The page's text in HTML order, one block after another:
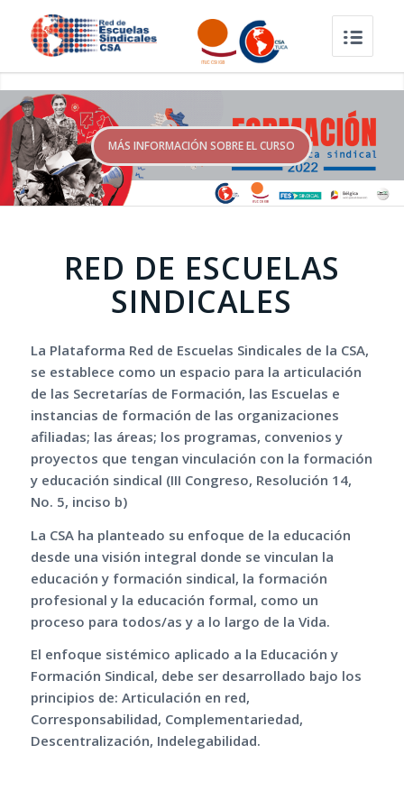
MÁS INFORMACIÓN SOBRE EL CURSO
RED DE ESCUELAS
SINDICALES
La Plataforma Red de Escuelas Sindicales de la CSA,
se establece como un espacio para la articulación
de las Secretarías de Formación, las Escuelas e
instancias de formación de las organizaciones
afiliadas; las áreas; los programas, convenios y
proyectos que tengan vinculación con la formación
y educación sindical (III Congreso, Resolución 14,
No. 5, inciso b)
La CSA ha planteado su enfoque de la educación
desde una visión integral donde se vinculan la
educación y formación sindical, la formación
profesional y la educación formal, como un
proceso para todos/as y a lo largo de la Vida.
El enfoque sistémico aplicado a la Educación y
Formación Sindical, debe ser desarrollado bajo los
principios de: Articulación en red,
Corresponsabilidad, Complementariedad,
Descentralización, Indelegabilidad.